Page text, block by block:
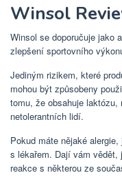
Winsol
Winsol se doporučuje jako
zlepšení sportovního
Jediným rizikem, které
mohou být způsobeny
tomu, že obsahuje
netolerantních lidí.
Pokud máte nějaké
s lékařem. Dají vám
reakce s některou ze